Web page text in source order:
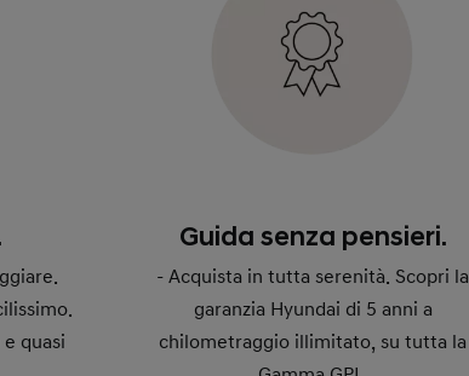
quasi
Guida senza pensieri.
- Acquista in tutta serenità. Scopri la
garanzia Hyundai di 5 anni a
chilometraggio illimitato, su tutta la